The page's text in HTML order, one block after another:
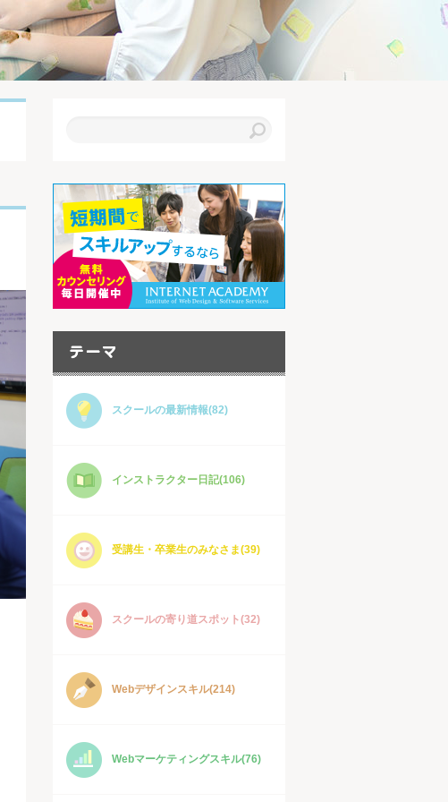
スクールの最新情報(82)
インストラクター日記(106)
受講生・卒業生のみなさま(39)
スクールの寄り道スポット(32)
Webデザインスキル(214)
Webマーケティングスキル(76)